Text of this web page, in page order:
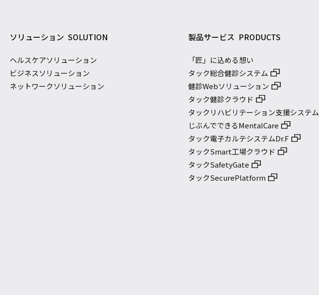
ソリューション SOLUTION
ヘルスケアソリューション
ビジネスソリューション
ネットワークソリューション
製品サービス PRODUCTS
「匠」に込める想い
タック総合健診システム
健診Webソリューション
タック健診クラウド
タックリハビリテーション支援システム
じぶんでできるMentalCare
タック電子カルテシステムDr.F
タックSmart工場クラウド
タックSafetyGate
タックSecurePlatform